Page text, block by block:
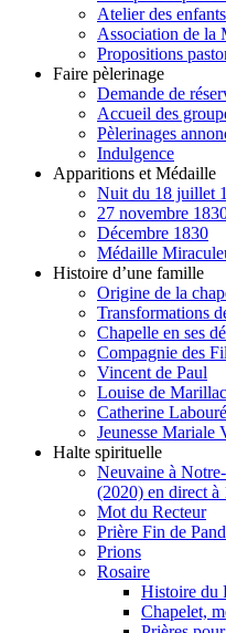
Atelier des enfants
Association de la
Propositions
Faire pèlerinage
Demande de
Accueil des
Pèlerinages
Indulgence
Apparitions et Médaille
Nuit du 18 juillet
27 novembre
Décembre 1830
Médaille
Histoire d’une famille
Origine de la
Transformations
Chapelle en ses
Compagnie des
Vincent de Paul
Louise de Marillac
Catherine Labouré
Jeunesse Mariale
Halte spirituelle
Neuvaine à
(2020) en direct à
Mot du Recteur
Prière Fin de
Prions
Rosaire
Histoire du
Chapelet,